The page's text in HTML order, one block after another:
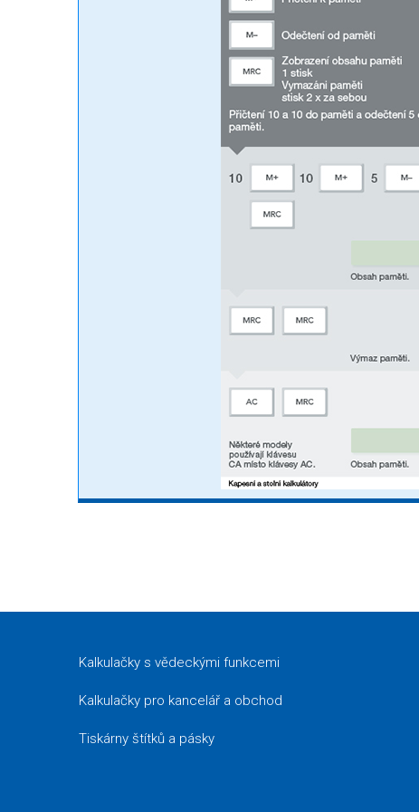
Kalkulačky s vědeckými funkcemi
Kalkulačky pro kancelář a obchod
Tiskárny štítků a pásky